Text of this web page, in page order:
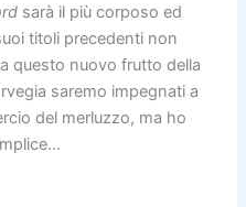
sarà il più corposo ed
titoli precedenti non
questo nuovo frutto della
saremo impegnati a
del merluzzo, ma ho